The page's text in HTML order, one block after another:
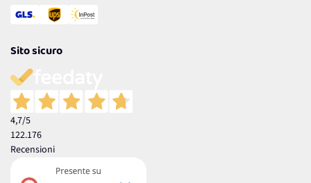
Sito sicuro
4,7/5
122.176
Recensioni